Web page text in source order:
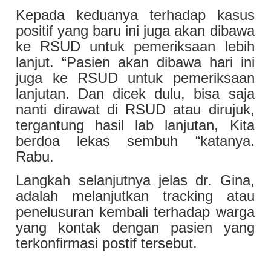
Kepada keduanya terhadap kasus
positif yang baru ini juga akan dibawa
ke RSUD untuk pemeriksaan lebih
lanjut.“Pasien akan dibawa hari ini
juga ke RSUD untuk pemeriksaan
lanjutan. Dan dicek dulu, bisa saja
nanti dirawat di RSUD atau dirujuk,
tergantung hasil lab lanjutan, Kita
berdoa lekas sembuh “katanya.
Rabu.
Langkah selanjutnya jelas dr. Gina,
adalah melanjutkan tracking atau
penelusuran kembali terhadap warga
yang kontak dengan pasien yang
terkonfirmasi postif tersebut.